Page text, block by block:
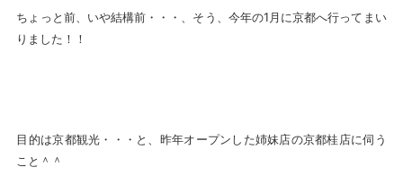
ちょっと前、いや結構前・・・、そう、今年の1月に京都へ行ってまい
りました！！
目的は京都観光・・・と、昨年オープンした姉妹店の京都桂店に伺う
こと＾＾